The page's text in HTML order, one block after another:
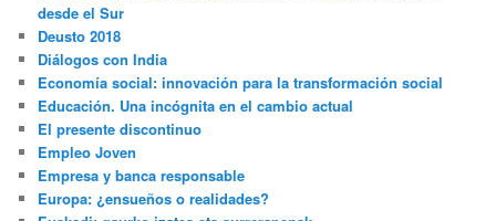
desde el Sur
Deusto 2018
Diálogos con India
Economía social: innovación para la transformación social
Educación. Una incógnita en el cambio actual
El presente discontinuo
Empleo Joven
Empresa y banca responsable
Europa: ¿ensueños o realidades?